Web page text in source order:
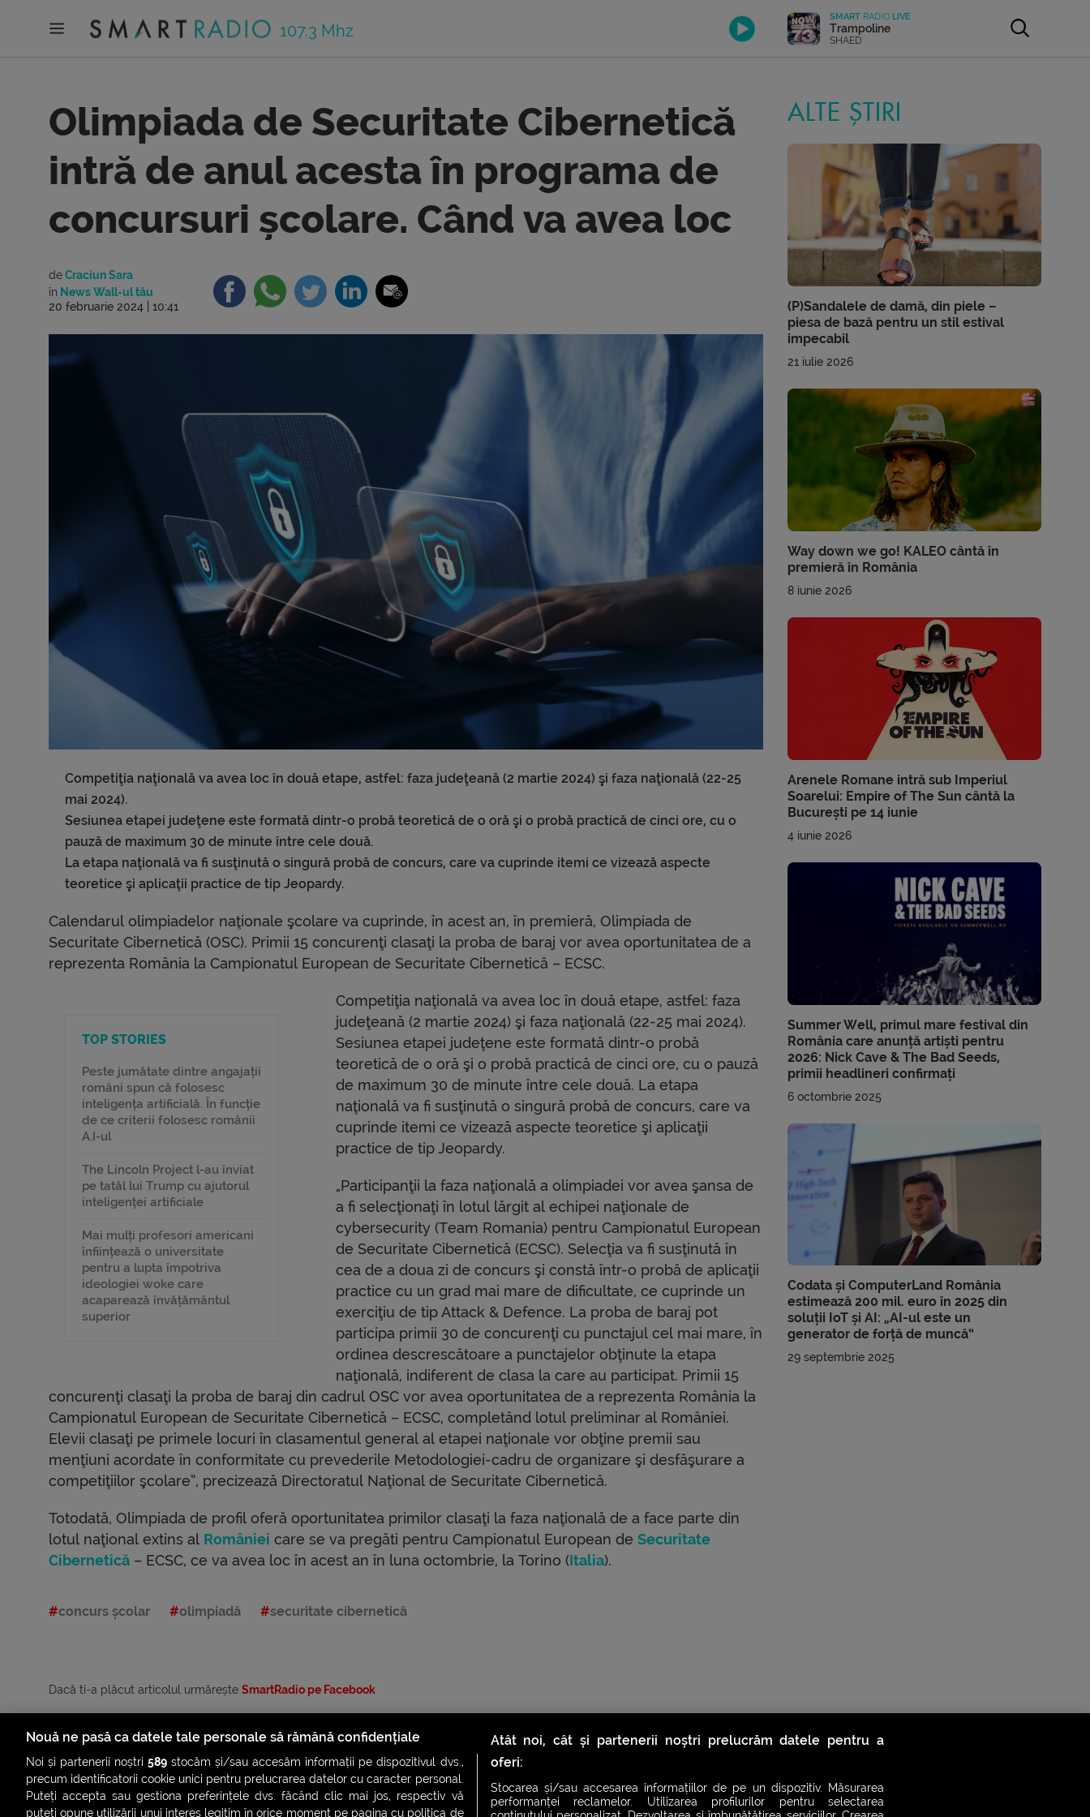
107.3 Mhz
SMART RADIO LIVE
Trampoline
SHAED
Olimpiada de Securitate Cibernetică
intră de anul acesta în programa de
concursuri școlare. Când va avea loc
deCraciun Sara
în News Wall-ul tău
20 februarie 2024 | 10:41
Competiţia naţională va avea loc în două etape, astfel: faza judeţeană (2 martie 2024) şi faza naţională (22-25
mai 2024).
Sesiunea etapei judeţene este formată dintr-o probă teoretică de o oră şi o probă practică de cinci ore, cu o
pauză de maximum 30 de minute între cele două.
La etapa naţională va fi susţinută o singură probă de concurs, care va cuprinde itemi ce vizează aspecte
teoretice şi aplicaţii practice de tip Jeopardy.
Calendarul olimpiadelor naţionale şcolare va cuprinde, în acest an, în premieră, Olimpiada de
Securitate Cibernetică (OSC). Primii 15 concurenţi clasaţi la proba de baraj vor avea oportunitatea de a
reprezenta România la Campionatul European de Securitate Cibernetică – ECSC.
TOP STORIES
Peste jumătate dintre angajații
români spun că folosesc
inteligența artificială. În funcție
de ce criterii folosesc românii
A.I-ul
The Lincoln Project l-au înviat
pe tatăl lui Trump cu ajutorul
inteligenței artificiale
Mai mulți profesori americani
înființează o universitate
pentru a lupta împotriva
ideologiei woke care
acaparează învățământul
superior
Competiţia naţională va avea loc în două etape, astfel: faza
judeţeană (2 martie 2024) şi faza naţională (22-25 mai 2024).
Sesiunea etapei judeţene este formată dintr-o probă
teoretică de o oră şi o probă practică de cinci ore, cu o pauză
de maximum 30 de minute între cele două. La etapa
naţională va fi susţinută o singură probă de concurs, care va
cuprinde itemi ce vizează aspecte teoretice şi aplicaţii
practice de tip Jeopardy.
„Participanţii la faza naţională a olimpiadei vor avea şansa de
a fi selecţionaţi în lotul lărgit al echipei naţionale de
cybersecurity (Team Romania) pentru Campionatul European
de Securitate Cibernetică (ECSC). Selecţia va fi susţinută în
cea de a doua zi de concurs şi constă într-o probă de aplicaţii
practice cu un grad mai mare de dificultate, ce cuprinde un
exerciţiu de tip Attack & Defence. La proba de baraj pot
participa primii 30 de concurenţi cu punctajul cel mai mare, în
ordinea descrescătoare a punctajelor obţinute la etapa
naţională, indiferent de clasa la care au participat. Primii 15
concurenţi clasaţi la proba de baraj din cadrul OSC vor avea oportunitatea de a reprezenta România la
Campionatul European de Securitate Cibernetică – ECSC, completând lotul preliminar al României.
Elevii clasaţi pe primele locuri în clasamentul general al etapei naţionale vor obţine premii sau
menţiuni acordate în conformitate cu prevederile Metodologiei-cadru de organizare şi desfăşurare a
competiţiilor şcolare”, precizează Directoratul Naţional de Securitate Cibernetică.
Totodată, Olimpiada de profil oferă oportunitatea primilor clasaţi la faza naţională de a face parte din
lotul naţional extins al României care se va pregăti pentru Campionatul European de Securitate
Cibernetică – ECSC, ce va avea loc în acest an în luna octombrie, la Torino (Italia).
concurs școlar olimpiadă securitate cibernetică
Dacă ti-a plăcut articolul urmărește SmartRadio pe Facebook
ALTE ȘTIRI
(P)Sandalele de damă, din piele –
piesa de bază pentru un stil estival
impecabil
21 iulie 2026
Way down we go! KALEO cântă în
premieră în România
8 iunie 2026
Arenele Romane intră sub Imperiul
Soarelui: Empire of The Sun cântă la
București pe 14 iunie
4 iunie 2026
Summer Well, primul mare festival din
România care anunță artiști pentru
2026: Nick Cave & The Bad Seeds,
primii headlineri confirmați
6 octombrie 2025
Codata și ComputerLand România
estimează 200 mil. euro în 2025 din
soluții IoT și AI: „AI-ul este un
generator de forță de muncă”
29 septembrie 2025
Nouă ne pasă ca datele tale personale să rămână confidențiale
Noi și partenerii noștri589 stocăm și/sau accesăm informații pe dispozitivul dvs.,
precum identificatorii cookie unici pentru prelucrarea datelor cu caracter personal.
Puteți accepta sau gestiona preferințele dvs. făcând clic mai jos, respectiv vă
puteți opune utilizării unui interes legitim în orice moment pe pagina cu politica de
Atât noi, cât și partenerii noștri prelucrăm datele pentru a
oferi:
Stocarea și/sau accesarea informațiilor de pe un dispozitiv. Măsurarea
performanței reclamelor. Utilizarea profilurilor pentru selectarea